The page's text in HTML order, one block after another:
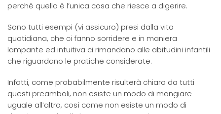
perché quella è l’unica cosa che riesce a digerire.
Sono tutti esempi (vi assicuro) presi dalla vita
quotidiana, che ci fanno sorridere e in maniera
lampante ed intuitiva ci rimandano alle abitudini infantili
che riguardano le pratiche considerate.
Infatti, come probabilmente risulterà chiaro da tutti
questi preamboli, non esiste un modo di mangiare
uguale all’altro, così come non esiste un modo di